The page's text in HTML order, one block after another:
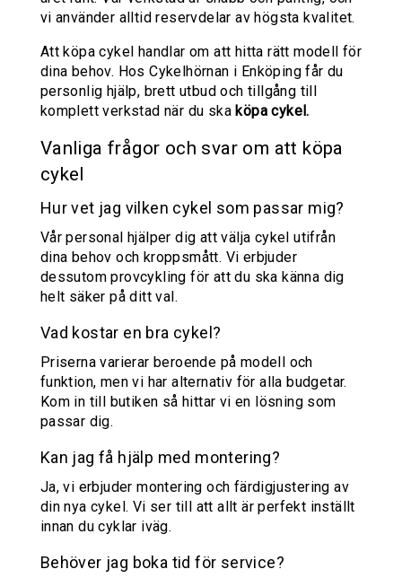
vi använder alltid reservdelar av högsta kvalitet.
Att köpa cykel handlar om att hitta rätt modell för
dina behov. Hos Cykelhörnan i Enköping får du
personlig hjälp, brett utbud och tillgång till
komplett verkstad när du ska köpa cykel.
Vanliga frågor och svar om att köpa
cykel
Hur vet jag vilken cykel som passar mig?
Vår personal hjälper dig att välja cykel utifrån
dina behov och kroppsmått. Vi erbjuder
dessutom provcykling för att du ska känna dig
helt säker på ditt val.
Vad kostar en bra cykel?
Priserna varierar beroende på modell och
funktion, men vi har alternativ för alla budgetar.
Kom in till butiken så hittar vi en lösning som
passar dig.
Kan jag få hjälp med montering?
Ja, vi erbjuder montering och färdigjustering av
din nya cykel. Vi ser till att allt är perfekt inställt
innan du cyklar iväg.
Behöver jag boka tid för service?